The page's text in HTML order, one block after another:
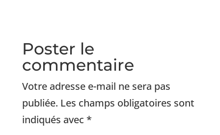
Poster le
commentaire
Votre adresse e-mail ne sera pas
publiée. Les champs obligatoires sont
indiqués avec *